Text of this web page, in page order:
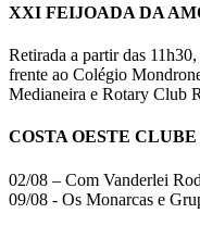
XXI FEIJOADA DA
Retirada a partir das
frente ao Colégio
Medianeira e Rotary Club
COSTA OESTE CLUBE
02/08 – Com Vanderlei
09/08 - Os Monarcas e